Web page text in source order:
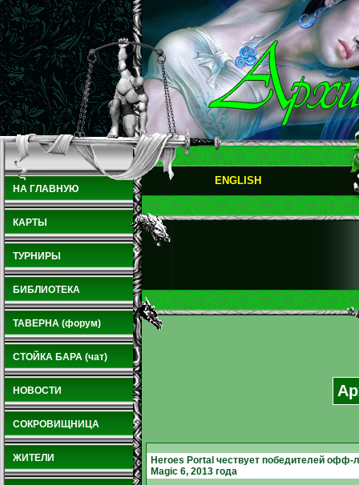
НА ГЛАВНУЮ
КАРТЫ
ТУРНИРЫ
БИБЛИОТЕКА
ТАВЕРНА (форум)
СТОЙКА БАРА (чат)
НОВОСТИ
СОКРОВИЩНИЦА
ЖИТЕЛИ
ENGLISH
Heroes Portal чествует победителей офф-
Magic 6, 2013 года